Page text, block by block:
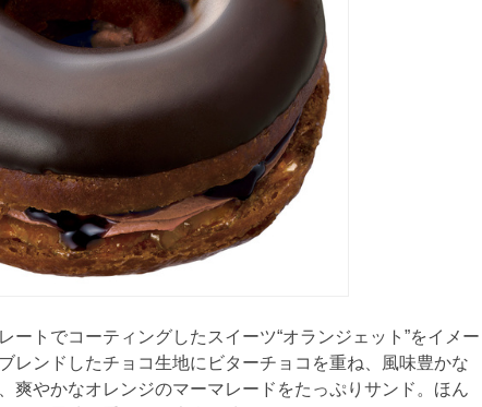
トでコーティングしたスイーツ“オランジェット”をイメー
レンドしたチョコ生地にビターチョコを重ね、風味豊かな
爽やかなオレンジのマーマレードをたっぷりサンド。ほん